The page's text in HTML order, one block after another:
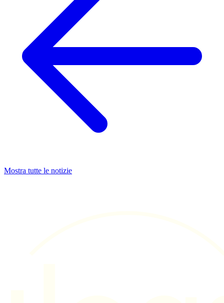
Mostra tutte le notizie